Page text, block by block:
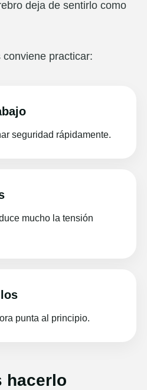
deja de sentirlo como
practicar:
seguridad rápidamente.
mucho la tensión
punta al principio.
hacerlo